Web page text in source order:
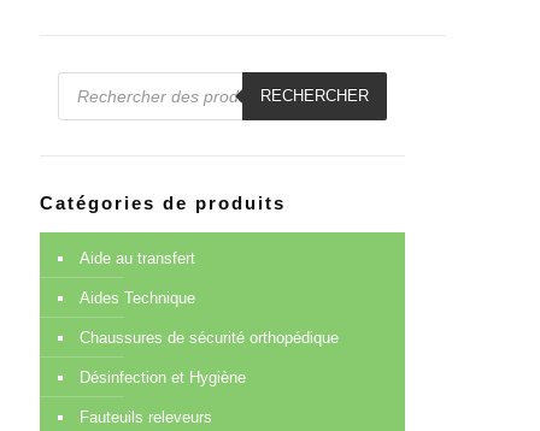
Recherche
RECHERCHER
Catégories de produits
Aide au transfert
Aides Technique
Chaussures de sécurité orthopédique
Désinfection et Hygiène
Fauteuils releveurs